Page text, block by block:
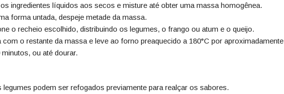
ingredientes líquidos aos secos e misture até obter uma massa homogênea.
forma untada, despeje metade da massa.
o recheio escolhido, distribuindo os legumes, o frango ou atum e o queijo.
com o restante da massa e leve ao forno preaquecido a 180°C por aproximadamente
minutos, ou até dourar.
legumes podem ser refogados previamente para realçar os sabores.